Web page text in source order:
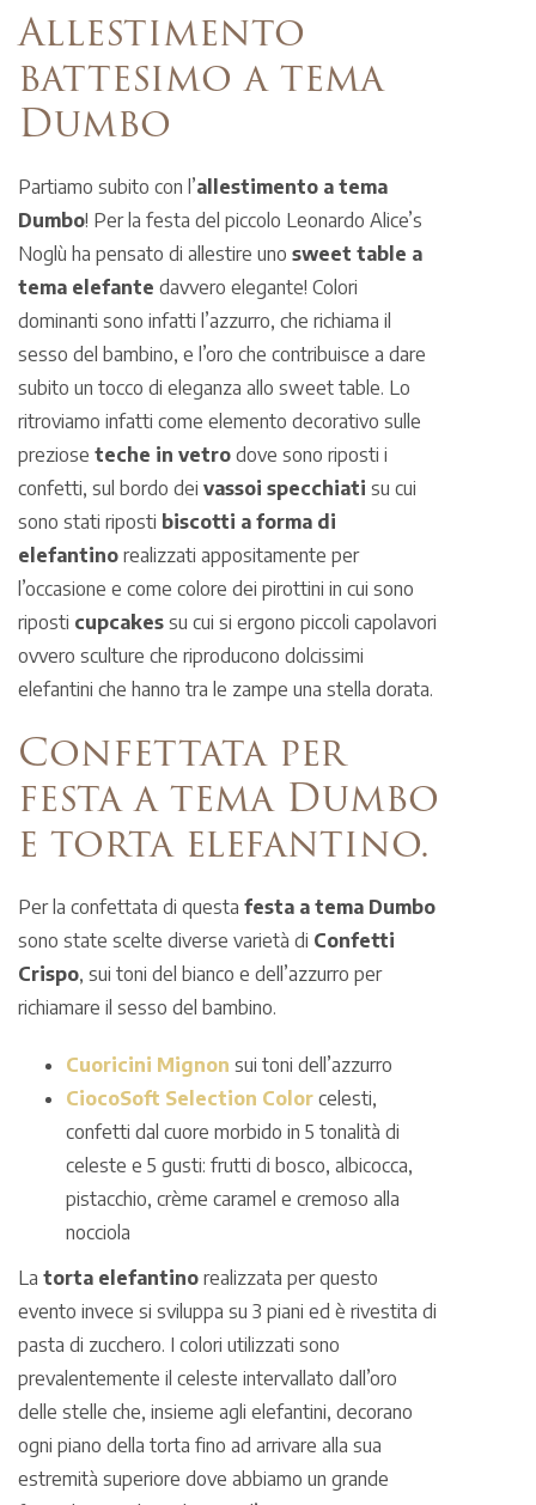
Allestimento
battesimo a tema
Dumbo
Partiamo subito con l’allestimento a tema
Dumbo! Per la festa del piccolo Leonardo Alice’s
Noglù ha pensato di allestire uno sweet table a
tema elefante davvero elegante! Colori
dominanti sono infatti l’azzurro, che richiama il
sesso del bambino, e l’oro che contribuisce a dare
subito un tocco di eleganza allo sweet table. Lo
ritroviamo infatti come elemento decorativo sulle
preziose teche in vetro dove sono riposti i
confetti, sul bordo dei vassoi specchiati su cui
sono stati riposti biscotti a forma di
elefantino realizzati appositamente per
l’occasione e come colore dei pirottini in cui sono
riposti cupcakes su cui si ergono piccoli capolavori
ovvero sculture che riproducono dolcissimi
elefantini che hanno tra le zampe una stella dorata.
Confettata per
festa a tema Dumbo
e torta elefantino.
Per la confettata di questa festa a tema Dumbo
sono state scelte diverse varietà di Confetti
Crispo, sui toni del bianco e dell’azzurro per
richiamare il sesso del bambino.
Cuoricini Mignon sui toni dell’azzurro
CiocoSoft Selection Color celesti,
confetti dal cuore morbido in 5 tonalità di
celeste e 5 gusti: frutti di bosco, albicocca,
pistacchio, crème caramel e cremoso alla
nocciola
La torta elefantino realizzata per questo
evento invece si sviluppa su 3 piani ed è rivestita di
pasta di zucchero. I colori utilizzati sono
prevalentemente il celeste intervallato dall’oro
delle stelle che, insieme agli elefantini, decorano
ogni piano della torta fino ad arrivare alla sua
estremità superiore dove abbiamo un grande